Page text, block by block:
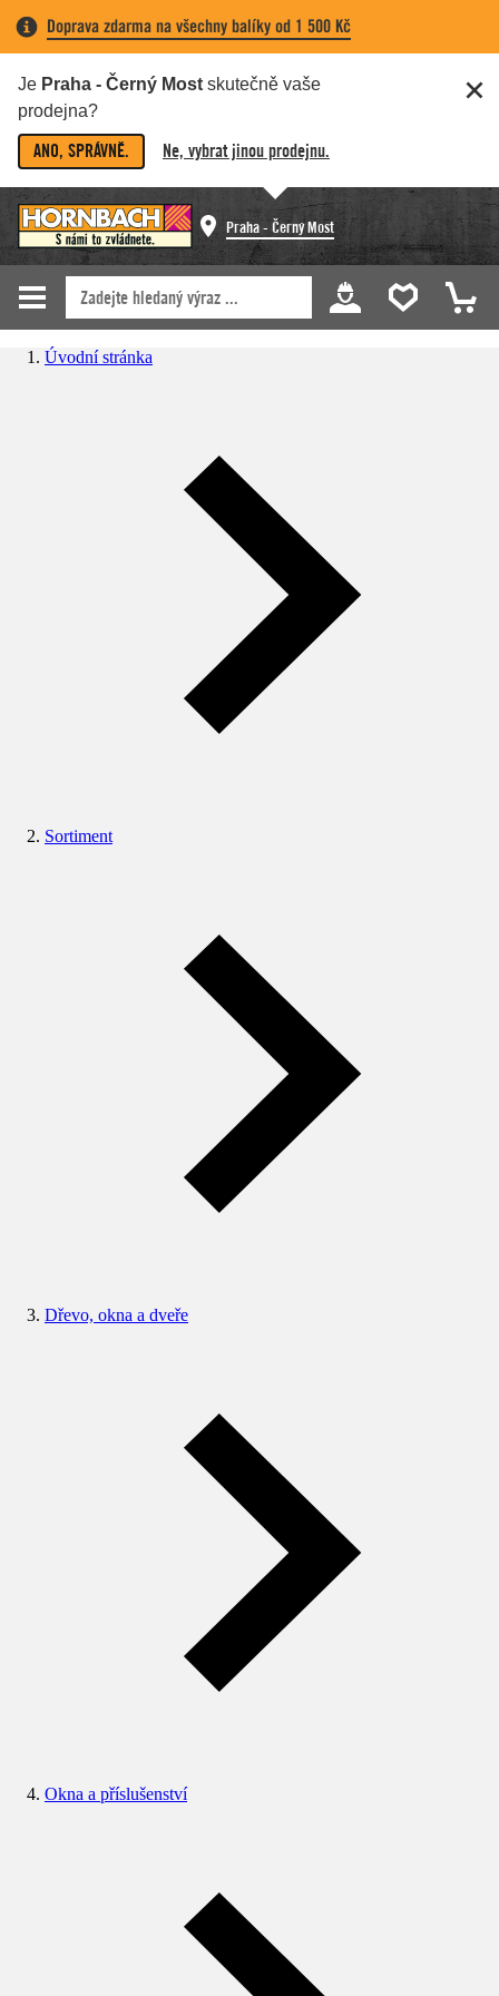
Doprava zdarma na všechny balíky od 1 500 Kč
Je Praha - Černý Most skutečně vaše
prodejna?
ANO, SPRÁVNĚ. Ne, vybrat jinou prodejnu.
Praha - Černý Most
Úvodní stránka
Sortiment
Dřevo, okna a dveře
Okna a příslušenství